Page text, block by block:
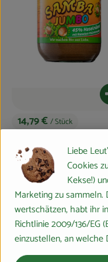
, Preis:
14,79 €/ Stück
Haselnuss 750g
, Herkunft:
Deutschland, Referenzpreis:
19,72 €/ 1kg
Du hast eine Frage? Wir
Marburger Ring 46,
35274 Großseelheim
064228976-0
Liebe
Cookies
Kekse!)
Marketing zu
wertschätzen, habt ihr
Richtlinie 2009/136/EG
einzustellen, an